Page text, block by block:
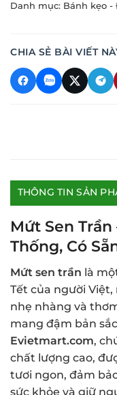
Danh mục: Bánh kẹo -
CHIA SẺ BÀI VIẾT
THÔNG TIN SẢN
Mứt Sen
Thống, Có
Mứt sen trần là
Tết của người
nhẹ nhàng và
mang đậm bản
Evietmart.com,
chất lượng cao,
tươi ngon, đảm
sức khỏe và giữ